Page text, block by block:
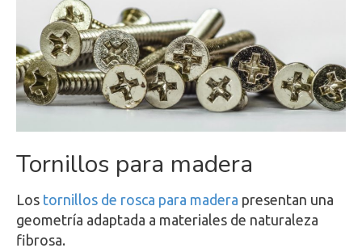
Tornillos para madera
Los tornillos de rosca para madera presentan una
geometría adaptada a materiales de naturaleza
fibrosa.